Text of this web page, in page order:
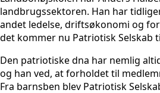
landbrugssektoren. Han har
andet ledelse, driftsøkonomi og
det kommer nu Patriotisk Selskab
Den patriotiske dna har nemlig
og han ved, at forholdet til
Fra barnsben blev Patriotisk